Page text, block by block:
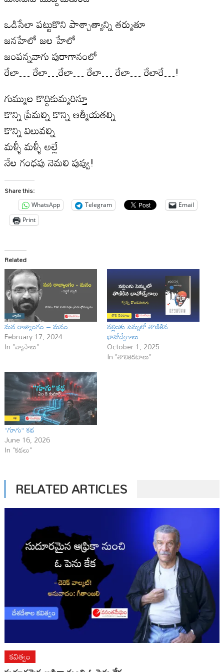
ఒడిసేలా పట్టుకొని పాశ్చాత్యాన్ని తర్ముతూ
జనహేలో జల హేలో
జంపన్నవాగు పురాగానంలో
రేలా… రేలా…రేలా… రేలా… రేలా… రేలారే…!
గుమ్ముల కొద్దికుమ్మరిస్తూ
కొన్ని ప్రేమల్ని కొన్ని ఆత్మీయతల్ని
కొన్ని విలువల్ని
మళ్ళీ మళ్ళీ అల్లే
నేల గంధపు నెమలి పువ్వు!
Share this:
WhatsApp Telegram
Email
Print
Related
మన రాజ్యాంగం – మనం
February 17, 2024
In "వ్యాసాలు"
నల్లింకు పెన్నులో తొణికిన
భావోద్వేగాలు
October 1, 2025
In "తొలికెరటాలు"
“గూగు” కథ
June 16, 2026
In "కథలు"
RELATED ARTICLES
కవిత్వం